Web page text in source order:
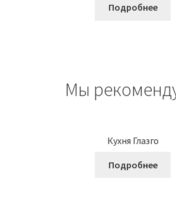
Подробнее
Мы
Кухня Глазго
Подробнее